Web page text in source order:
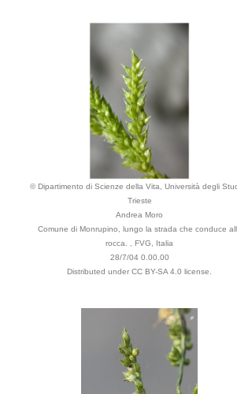
© Dipartimento di Scienze della Vita, Università degli
Trieste
Andrea Moro
Comune di Monrupino, lungo la strada che conduce
rocca. , FVG, Italia
28/7/04 0.00.00
Distributed under CC BY-SA 4.0 license.